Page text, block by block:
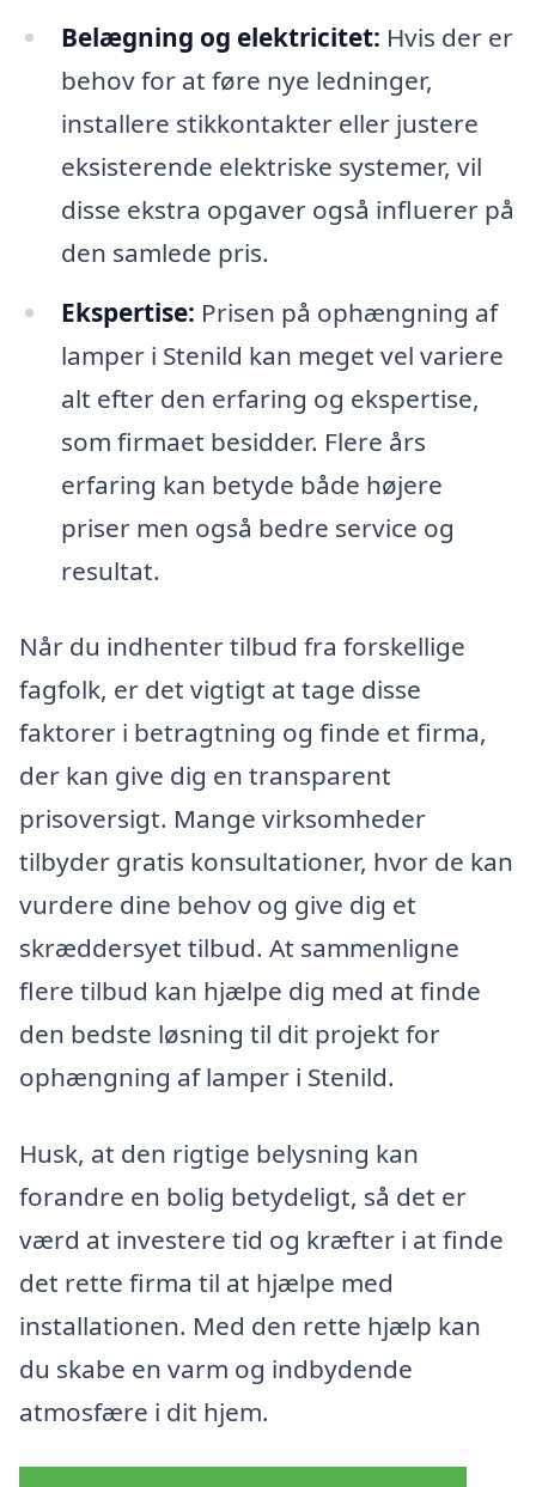
Belægning og elektricitet: Hvis der er
behov for at føre nye ledninger,
installere stikkontakter eller justere
eksisterende elektriske systemer, vil
disse ekstra opgaver også influerer på
den samlede pris.
Ekspertise: Prisen på ophængning af
lamper i Stenild kan meget vel variere
alt efter den erfaring og ekspertise,
som firmaet besidder. Flere års
erfaring kan betyde både højere
priser men også bedre service og
resultat.
Når du indhenter tilbud fra forskellige
fagfolk, er det vigtigt at tage disse
faktorer i betragtning og finde et firma,
der kan give dig en transparent
prisoversigt. Mange virksomheder
tilbyder gratis konsultationer, hvor de kan
vurdere dine behov og give dig et
skræddersyet tilbud. At sammenligne
flere tilbud kan hjælpe dig med at finde
den bedste løsning til dit projekt for
ophængning af lamper i Stenild.
Husk, at den rigtige belysning kan
forandre en bolig betydeligt, så det er
værd at investere tid og kræfter i at finde
det rette firma til at hjælpe med
installationen. Med den rette hjælp kan
du skabe en varm og indbydende
atmosfære i dit hjem.